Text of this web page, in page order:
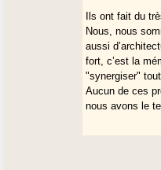
Ils ont fait du
Nous, nous
aussi
fort, c’est la
"synergiser"
Aucun de ces
nous avons le